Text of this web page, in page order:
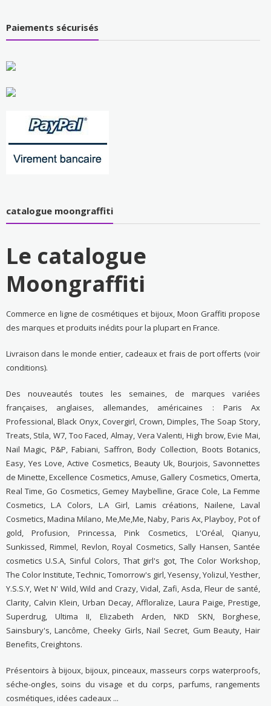
Paiements sécurisés
catalogue moongraffiti
Le catalogue
Moongraffiti
Commerce en ligne de cosmétiques et bijoux, Moon Graffiti propose
des marques et produits inédits pour la plupart en France.
Livraison dans le monde entier, cadeaux et frais de port offerts (voir
conditions).
Des nouveautés toutes les semaines, de marques variées
françaises, anglaises, allemandes, américaines : Paris Ax
Professional, Black Onyx, Covergirl, Crown, Dimples, The Soap Story,
Treats, Stila, W7, Too Faced, Almay, Vera Valenti, High brow, Evie Mai,
Nail Magic, P&P, Fabiani, Saffron, Body Collection, Boots Botanics,
Easy, Yes Love, Active Cosmetics, Beauty Uk, Bourjois, Savonnettes
de Minette, Excellence Cosmetics, Amuse, Gallery Cosmetics, Omerta,
Real Time, Go Cosmetics, Gemey Maybelline, Grace Cole, La Femme
Cosmetics, L.A Colors, L.A Girl, Lamis créations, Nailene, Laval
Cosmetics, Madina Milano, Me,Me,Me, Naby, Paris Ax, Playboy, Pot of
gold, Profusion, Princessa, Pink Cosmetics, L'Oréal, Qianyu,
Sunkissed, Rimmel, Revlon, Royal Cosmetics, Sally Hansen, Santée
cosmetics U.S.A, Sinful Colors, That girl's got, The Color Workshop,
The Color Institute, Technic, Tomorrow's girl, Yesensy, Yolizul, Yesther,
Y.S.S.Y, Wet N' Wild, Wild and Crazy, Vidal, Zafi, Asda, Fleur de santé,
Clarity, Calvin Klein, Urban Decay, Affloralize, Laura Paige, Prestige,
Superdrug, Ultima II, Elizabeth Arden, NKD SKN, Borghese,
Sainsbury's, Lancôme, Cheeky Girls, Nail Secret, Gum Beauty, Hair
Benefits, Creightons.
Présentoirs à bijoux, bijoux, pinceaux, masseurs corps waterproofs,
séche-ongles, soins du visage et du corps, parfums, rangements
cosmétiques, idées cadeaux ...